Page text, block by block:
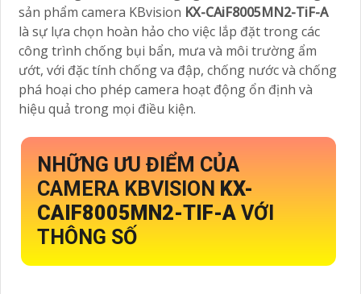
sản phẩm camera KBvision KX-CAiF8005MN2-TiF-A
là sự lựa chọn hoàn hảo cho việc lắp đặt trong các
công trình chống bụi bẩn, mưa và môi trường ẩm
ướt, với đặc tính chống va đập, chống nước và chống
phá hoại cho phép camera hoạt động ổn định và
hiệu quả trong mọi điều kiện.
NHỮNG ƯU ĐIỂM CỦA
CAMERA KBVISION KX-
CAIF8005MN2-TIF-A VỚI
THÔNG SỐ